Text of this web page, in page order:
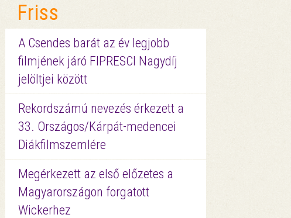
Friss
A Csendes barát az év legjobb
filmjének járó FIPRESCI Nagydíj
jelöltjei között
Rekordszámú nevezés érkezett a
33. Országos/Kárpát-medencei
Diákfilmszemlére
Megérkezett az első előzetes a
Magyarországon forgatott
Wickerhez